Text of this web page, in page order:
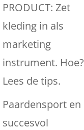
PRODUCT: Zet
kleding in als
marketing
instrument. Hoe?
Lees de tips.
Paardensport en
succesvol